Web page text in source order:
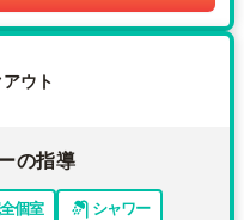
ウト
の指導
個室
シャワー